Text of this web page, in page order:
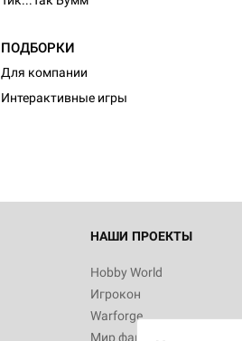
ПОДБОРКИ
Для компании
Интерактивные игры
НАШИ ПРОЕКТЫ
Hobby World
Игрокон
Warforge
Мир фантастики